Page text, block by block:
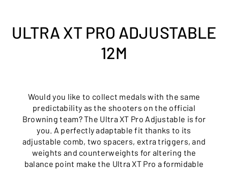
ULTRA XT PRO ADJUSTABLE
12M
Would you like to collect medals with the same
predictability as the shooters on the official
Browning team? The Ultra XT Pro Adjustable is for
you. A perfectly adaptable fit thanks to its
adjustable comb, two spacers, extra triggers, and
weights and counterweights for altering the
balance point make the Ultra XT Pro a formidable